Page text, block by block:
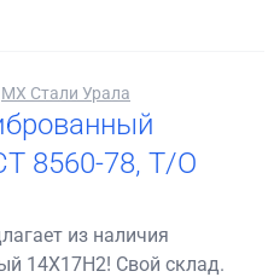
МХ Стали Урала
8560-78, Т/О
из наличия
14Х17Н2! Свой склад.